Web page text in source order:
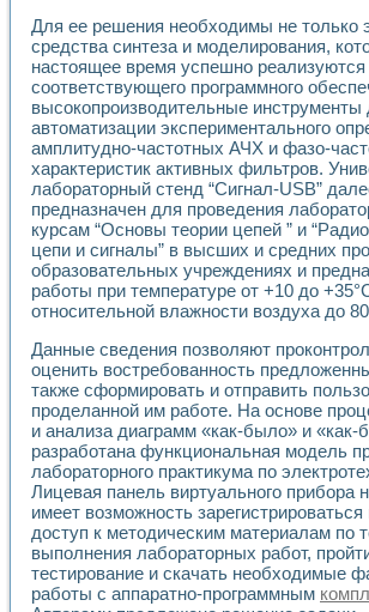
Для ее решения необходимы не только
средства синтеза и моделирования,
настоящее время успешно
соответствующего программного
высокопроизводительные инструменты
автоматизации экспериментального
амплитудно-частотных АЧХ и фазо-
характеристик активных фильтров.
лабораторный стенд “Сигнал-USB”
предназначен для проведения
курсам “Основы теории цепей ” и
цепи и сигналы” в высших и средних
образовательных учреждениях и
работы при температуре от +10 до
относительной влажности воздуха до
Данные сведения позволяют
оценить востребованность
также сформировать и отправить
проделанной им работе. На основе
и анализа диаграмм «как-было» и «как-
разработана функциональная модель
лабораторного практикума по
Лицевая панель виртуального прибора
имеет возможность
доступ к методическим материалам по
выполнения лабораторных работ,
тестирование и скачать необходимые
работы с аппаратно-программным